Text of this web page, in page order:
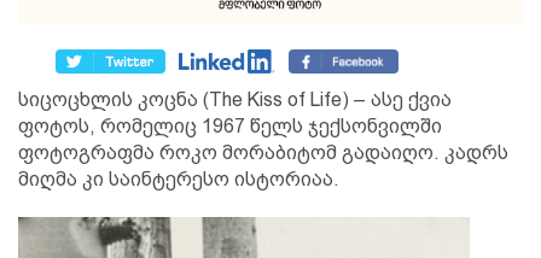
სიცოცხლის კოცნა (The Kiss of Life) – ასე ქვია
ფოტოს, რომელიც 1967 წელს ჯექსონვილში
ფოტოგრაფმა როკო მორაბიტომ გადაიღო. კადრს
მიღმა კი საინტერესო ისტორიაა.